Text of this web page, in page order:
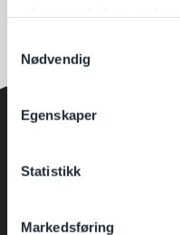
Nødvendig
Egenskaper
Statistikk
Markedsføring